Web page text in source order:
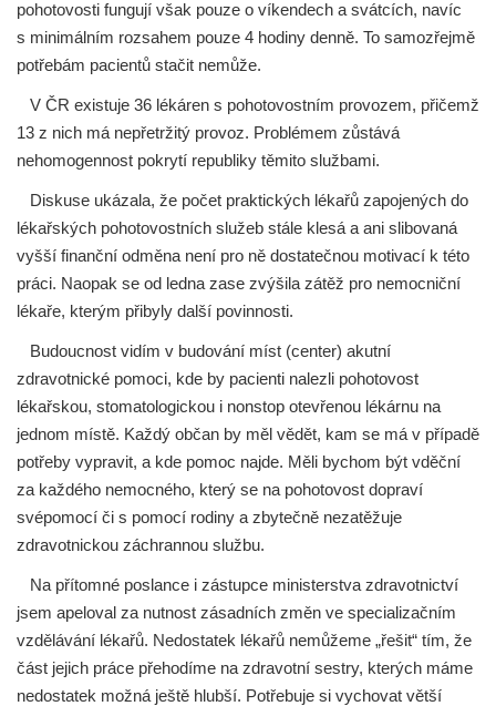
pohotovosti fungují však pouze o víkendech a svátcích, navíc
s minimálním rozsahem pouze 4 hodiny denně. To samozřejmě
potřebám pacientů stačit nemůže.
V ČR existuje 36 lékáren s pohotovostním provozem, přičemž
13 z nich má nepřetržitý provoz. Problémem zůstává
nehomogennost pokrytí republiky těmito službami.
Diskuse ukázala, že počet praktických lékařů zapojených do
lékařských pohotovostních služeb stále klesá a ani slibovaná
vyšší finanční odměna není pro ně dostatečnou motivací k této
práci. Naopak se od ledna zase zvýšila zátěž pro nemocniční
lékaře, kterým přibyly další povinnosti.
Budoucnost vidím v budování míst (center) akutní
zdravotnické pomoci, kde by pacienti nalezli pohotovost
lékařskou, stomatologickou i nonstop otevřenou lékárnu na
jednom místě. Každý občan by měl vědět, kam se má v případě
potřeby vypravit, a kde pomoc najde. Měli bychom být vděční
za každého nemocného, který se na pohotovost dopraví
svépomocí či s pomocí rodiny a zbytečně nezatěžuje
zdravotnickou záchrannou službu.
Na přítomné poslance i zástupce ministerstva zdravotnictví
jsem apeloval za nutnost zásadních změn ve specializačním
vzdělávání lékařů. Nedostatek lékařů nemůžeme „řešit“ tím, že
část jejich práce přehodíme na zdravotní sestry, kterých máme
nedostatek možná ještě hlubší. Potřebuje si vychovat větší